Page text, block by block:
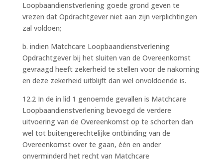
Loopbaandienstverlening goede grond geven te
vrezen dat Opdrachtgever niet aan zijn verplichtingen
zal voldoen;
b. indien Matchcare Loopbaandienstverlening
Opdrachtgever bij het sluiten van de Overeenkomst
gevraagd heeft zekerheid te stellen voor de nakoming
en deze zekerheid uitblijft dan wel onvoldoende is.
12.2 In de in lid 1 genoemde gevallen is Matchcare
Loopbaandienstverlening bevoegd de verdere
uitvoering van de Overeenkomst op te schorten dan
wel tot buitengerechtelijke ontbinding van de
Overeenkomst over te gaan, één en ander
onverminderd het recht van Matchcare